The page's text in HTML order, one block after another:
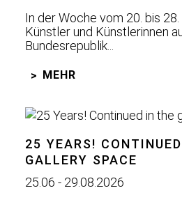
In der Woche vom 20. bis
Künstler und Künstlerinnen
Bundesrepublik...
MEHR
25 YEARS!
GALLERY SPACE
25.06 - 29.08.2026